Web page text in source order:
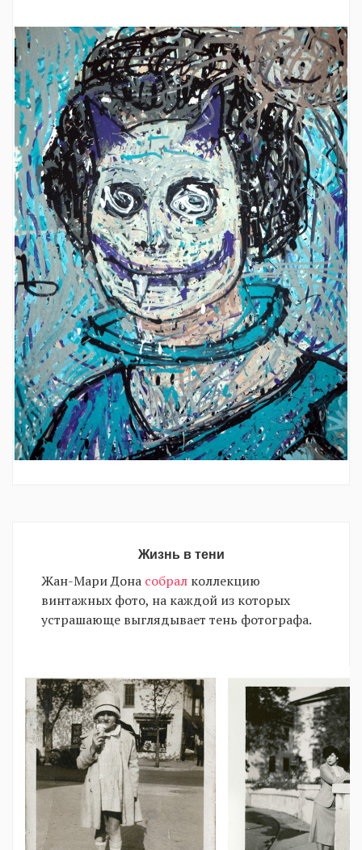
Жизнь в тени
Жан-Мари Дона собрал коллекцию
винтажных фото, на каждой из которых
устрашающе выглядывает тень фотографа.